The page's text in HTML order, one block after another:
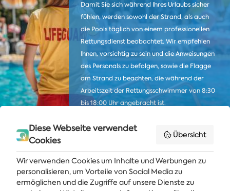
Damit Sie sich während Ihres Urlaubs sicher
fühlen, werden sowohl der Strand, als auch
die Pools täglich von einem professionellen
Rettungsdienst beobachtet. Wir empfehlen
Ihnen, vorsichtig zu sein und die Anweisungen
des Personals zu befolgen, sowie die Flagge
am Strand zu beachten, die während der
Arbeitszeit der Rettungsschwimmer von 8:30
bis 18:00 Uhr angebracht ist.
Diese Webseite verwendet
Cookies
Übersicht
Wir verwenden Cookies um Inhalte und Werbungen zu
personalisieren, um Vorteile von Social Media zu
ermöglichen und die Zugriffe auf unsere Dienste zu